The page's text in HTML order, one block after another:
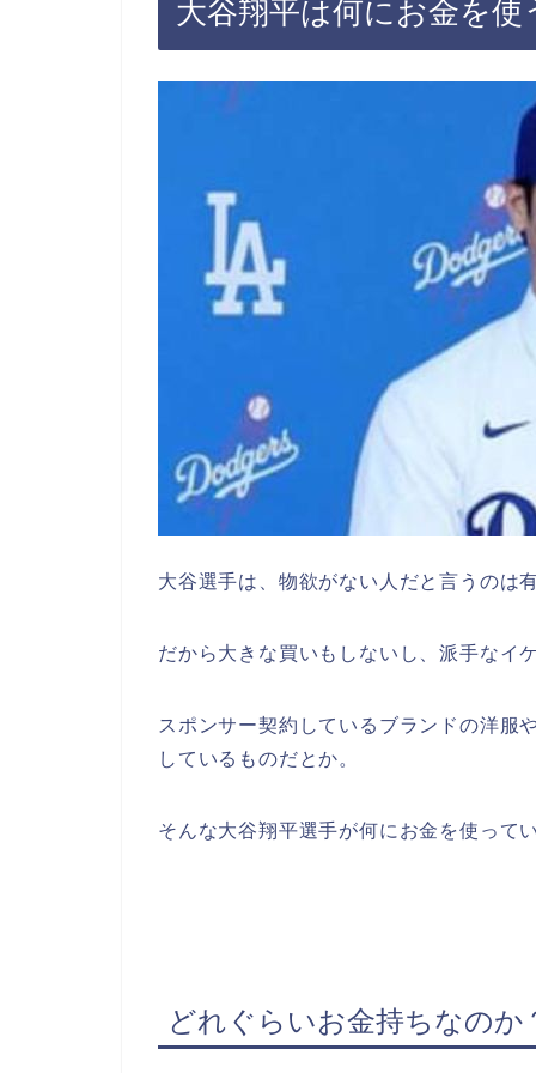
大谷翔平は何にお金を
大谷選手は、物欲がない人だと言うのは
だから大きな買いもしないし、派手なイ
スポンサー契約しているブランドの洋服
しているものだとか。
そんな大谷翔平選手が何にお金を使って
どれぐらいお金持ちなのか